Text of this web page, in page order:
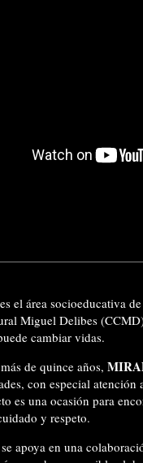
es el área socioeducativa
Miguel Delibes
cambiar vidas.
de quince años,
con especial
es una ocasión para
y respeto.
apoya en una